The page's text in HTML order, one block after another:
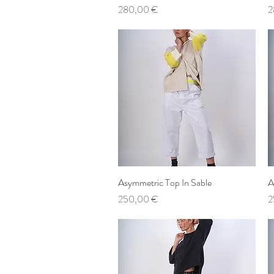
Preis
280,00 €
Schnellansicht
Asymmetric Top In Sable
Preis
250,00 €